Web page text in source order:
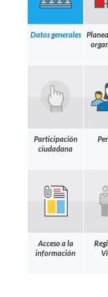
Datos generales
Participación
ciudadana
Acceso a la
información